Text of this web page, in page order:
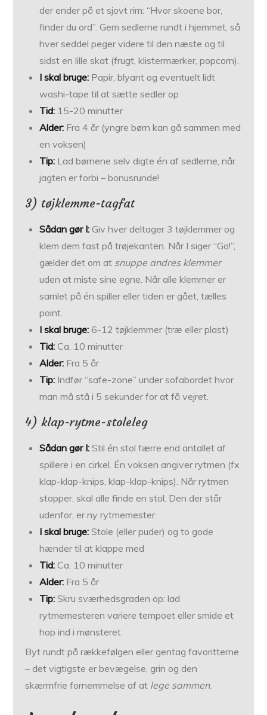
der ender på et sjovt rim: “Hvor skoene bor,
finder du ord”. Gem sedlerne rundt i hjemmet, så
hver seddel peger videre til den næste og til
sidst en lille skat (frugt, klistermærker, popcorn).
I skal bruge: Papir, blyant og eventuelt lidt
washi-tape til at sætte sedler op
Tid: 15-20 minutter
Alder: Fra 4 år (yngre børn kan gå sammen med
en voksen)
Tip: Lad børnene selv digte én af sedlerne, når
jagten er forbi – bonusrunde!
3) tøjklemme-tagfat
Sådan gør I: Giv hver deltager 3 tøjklemmer og
klem dem fast på trøjekanten. Når I siger “Go!”,
gælder det om at snuppe andres klemmer
uden at miste sine egne. Når alle klemmer er
samlet på én spiller eller tiden er gået, tælles
point.
I skal bruge: 6-12 tøjklemmer (træ eller plast)
Tid: Ca. 10 minutter
Alder: Fra 5 år
Tip: Indfør “safe-zone” under sofabordet hvor
man må stå i 5 sekunder for at få vejret.
4) klap-rytme-stoleleg
Sådan gør I: Stil én stol færre end antallet af
spillere i en cirkel. Én voksen angiver rytmen (fx
klap-klap-knips, klap-klap-knips). Når rytmen
stopper, skal alle finde en stol. Den der står
udenfor, er ny rytmemester.
I skal bruge: Stole (eller puder) og to gode
hænder til at klappe med
Tid: Ca. 10 minutter
Alder: Fra 5 år
Tip: Skru sværhedsgraden op: lad
rytmemesteren variere tempoet eller smide et
hop ind i mønsteret.
Byt rundt på rækkefølgen eller gentag favoritterne
– det vigtigste er bevægelse, grin og den
skærmfrie fornemmelse af at lege sammen.